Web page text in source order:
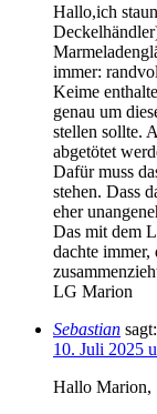
Hallo,ich
immer:
Keime
genau um
stellen sollte.
abgetötet
Dafür muss
stehen. Dass
eher
Das mit dem
dachte immer,
LG Marion
Sebastian sagt:
10. Juli 2025
Hallo Marion,